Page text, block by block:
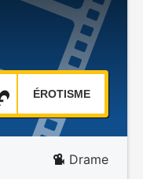
ÉROTISME
Drame